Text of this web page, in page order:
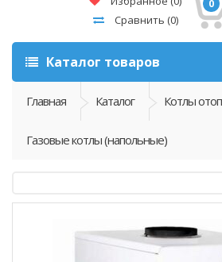
Сравнить (0)
0
Каталог товаров
Главная Каталог Котлы
Газовые котлы (напольные)